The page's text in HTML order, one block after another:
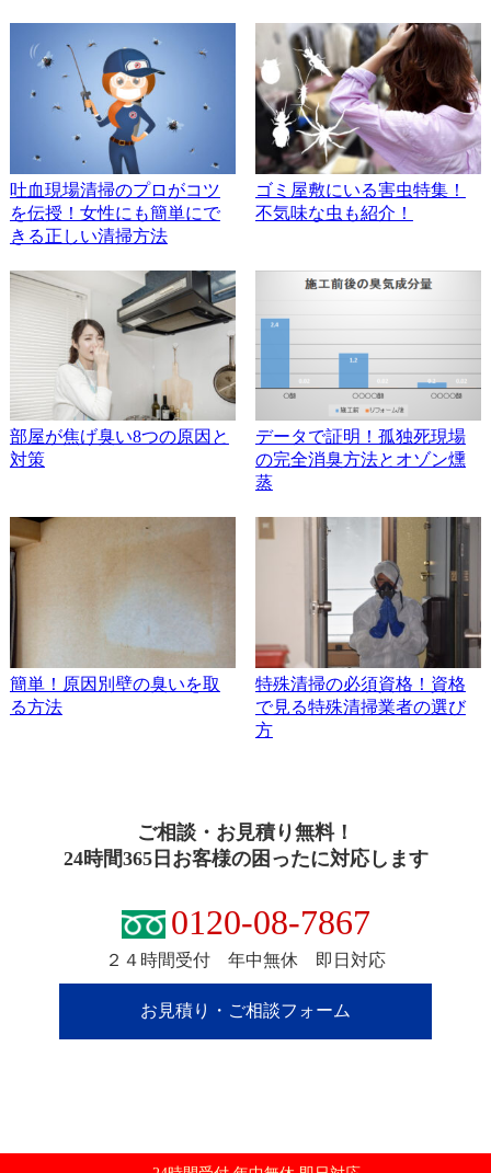
吐血現場清掃のプロがコツ
を伝授！女性にも簡単にで
きる正しい清掃方法
ゴミ屋敷にいる害虫特集！
不気味な虫も紹介！
部屋が焦げ臭い8つの原因と
対策
データで証明！孤独死現場
の完全消臭方法とオゾン燻
蒸
簡単！原因別壁の臭いを取
る方法
特殊清掃の必須資格！資格
で見る特殊清掃業者の選び
方
ご相談・お見積り無料！
24時間365日お客様の困ったに対応します
0120-08-7867
２４時間受付 年中無休 即日対応
お見積り・ご相談フォーム